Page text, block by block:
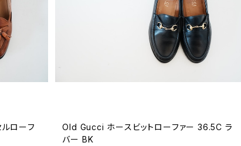
ローフ
Old Gucci ホースビットローファー 36.5C ラ
バー BK